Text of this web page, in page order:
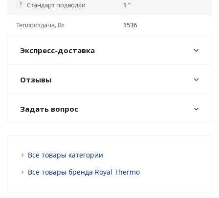
? Стандарт подводки 1 "
Теплоотдача, Вт 1536
Экспресс-доставка
Отзывы
Задать вопрос
Все товары категории
Все товары бренда Royal Thermo